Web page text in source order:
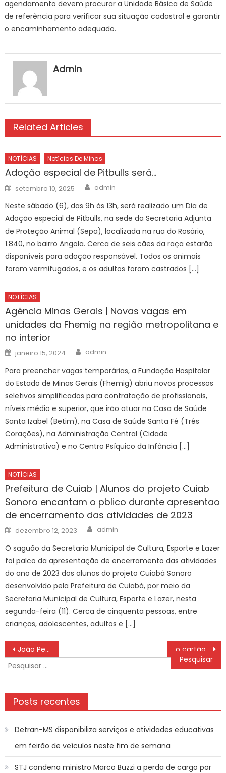
agendamento devem procurar a Unidade Básica de Saúde
de referência para verificar sua situação cadastral e garantir
o encaminhamento adequado.
Admin
Related Articles
NOTÍCIAS Notícias De Minas
Adoção especial de Pitbulls será…
Posted
on
setembro 10, 2025 Author
admin
Neste sábado (6), das 9h às 13h, será realizado um Dia de
Adoção especial de Pitbulls, na sede da Secretaria Adjunta
de Proteção Animal (Sepa), localizada na rua do Rosário,
1.840, no bairro Angola. Cerca de seis cães da raça estarão
disponíveis para adoção responsável. Todos os animais
foram vermifugados, e os adultos foram castrados […]
NOTÍCIAS
Agência Minas Gerais | Novas vagas em
unidades da Fhemig na região metropolitana e
no interior
Posted
on
janeiro 15, 2024 Author
admin
Para preencher vagas temporárias, a Fundação Hospitalar
do Estado de Minas Gerais (Fhemig) abriu novos processos
seletivos simplificados para contratação de profissionais,
níveis médio e superior, que irão atuar na Casa de Saúde
Santa Izabel (Betim), na Casa de Saúde Santa Fé (Três
Corações), na Administração Central (Cidade
Administrativa) e no Centro Psíquico da Infância […]
NOTÍCIAS
Prefeitura de Cuiab | Alunos do projeto Cuiab
Sonoro encantam o pblico durante apresentao
de encerramento das atividades de 2023
Posted
on
dezembro 12, 2023 Author
admin
O saguão da Secretaria Municipal de Cultura, Esporte e Lazer
foi palco da apresentação de encerramento das atividades
do ano de 2023 dos alunos do projeto Cuiabá Sonoro
desenvolvido pela Prefeitura de Cuiabá, por meio da
Secretaria Municipal de Cultura, Esporte e Lazer, nesta
segunda-feira (11). Cerca de cinquenta pessoas, entre
crianças, adolescentes, adultos e […]
Navegação
de
Post
João Pessoa lança projeto para capacitar profissionais da educação infantil em primeiros socorros
Pesquisar
por:
Posts recentes
Detran-MS disponibiliza serviços e atividades educativas
em feirão de veículos neste fim de semana
STJ condena ministro Marco Buzzi a perda de cargo por